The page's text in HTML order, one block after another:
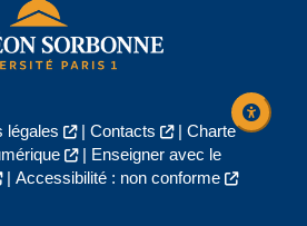
légales | Contacts | Charte
|
Enseigner avec le
| Accessibilité : non conforme